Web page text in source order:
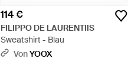
114 €
FILIPPO DE LAURENTIIS
Sweatshirt - Blau
VonYOOX